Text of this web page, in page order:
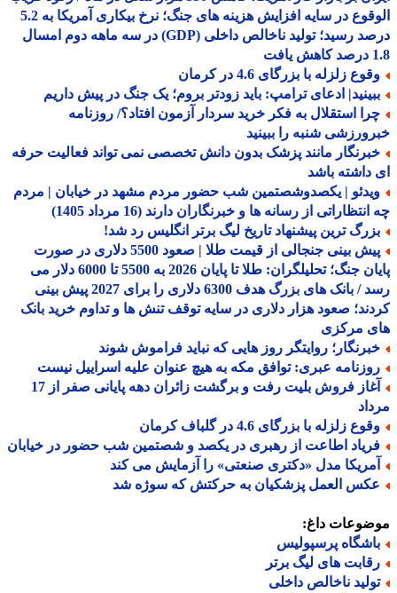
الوقوع در سایه افزایش هزینه های جنگ؛ نرخ بیکاری آمریکا به 5.2
درصد رسید؛ تولید ناخالص داخلی (GDP) در سه ماهه دوم امسال
زلزله با بزرگای 4.6 در کرمان
ادعای ترامپ: باید زودتر بروم؛ یک جنگ در پیش داریم
استقلال به فکر خرید سردار آزمون افتاد؟/ روزنامه
شنبه را ببینید
مانند پزشک بدون دانش تخصصی نمی تواند فعالیت حرفه
داشته باشد
| یکصدوشصتمین شب حضور مردم مشهد در خیابان | مردم
از رسانه ها و خبرنگاران دارند (16 مرداد 1405)
ترین پیشنهاد تاریخ لیگ برتر انگلیس رد شد!
پیش بینی جنجالی از قیمت طلا | صعود 5500 دلاری در صورت
پایان جنگ؛ تحلیلگران: طلا تا پایان 2026 به 5500 تا 6000 دلار می
رسد / بانک های بزرگ هدف 6300 دلاری را برای 2027 پیش بینی
صعود هزار دلاری در سایه توقف تنش ها و تداوم خرید بانک
مرکزی
روایتگر روز هایی که نباید فراموش شوند
عبری: توافق مکه به هیچ عنوان علیه اسراییل نیست
آغاز فروش بلیت رفت و برگشت زائران دهه پایانی صفر از 17
زلزله با بزرگای 4.6 در گلباف کرمان
اطاعت از رهبری در یکصد و شصتمین شب حضور در خیابان
مدل «دکتری صنعتی» را آزمایش می کند
العمل پزشکیان به حرکتش که سوژه شد
داغ:
پرسپولیس
های لیگ برتر
ناخالص داخلی